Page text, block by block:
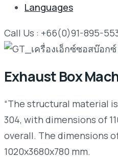
Languages
Call Us : +66(0)91-895-
Exhaust Box
“The structural material
304, with dimensions of
overall. The dimensions
1020x3680x780 mm.